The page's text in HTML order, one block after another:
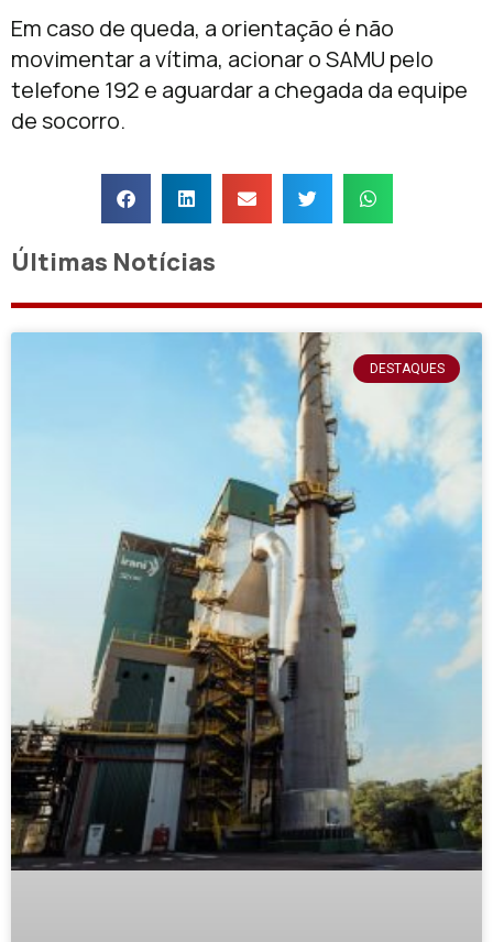
Em caso de queda, a orientação é não
movimentar a vítima, acionar o SAMU pelo
telefone 192 e aguardar a chegada da equipe
de socorro.
Últimas Notícias
DESTAQUES